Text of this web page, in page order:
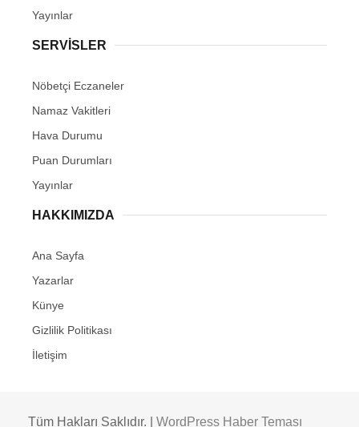
Yayınlar
SERVİSLER
Nöbetçi Eczaneler
Namaz Vakitleri
Hava Durumu
Puan Durumları
Yayınlar
HAKKIMIZDA
Ana Sayfa
Yazarlar
Künye
Gizlilik Politikası
İletişim
Tüm Hakları Saklıdır. | WordPress Haber Teması